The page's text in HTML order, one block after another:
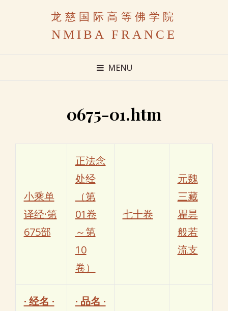
龙慈国际高等佛学院
NMIBA FRANCE
MENU
0675-01.htm
小乘单
译经·第
675部
正法念
处经
（第
01卷
～第
10
卷）
七十卷
元魏
三藏
瞿昙
般若
流支
· 经名 ·
· 品名 ·